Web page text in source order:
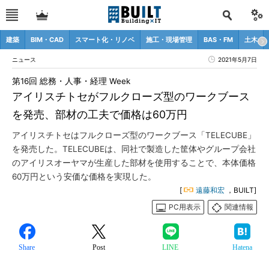
建築 BIM・CAD スマート化・リノベ 施工・現場管理 BAS・FM 土木
ニュース 2021年5月7日
アイリスチトセがフルクローズ型のワークブース
を発売、部材の工夫で価格は60万円
第16回 総務・人事・経理 Week
アイリスチトセはフルクローズ型のワークブース「TELECUBE」
を発売した。TELECUBEは、同社で製造した筐体やグループ会社
のアイリスオーヤマが生産した部材を使用することで、本体価格
60万円という安価な価格を実現した。
[ 遠藤和宏 ，BUILT]
PC用表示
関連情報
Share Post LINE Hatena